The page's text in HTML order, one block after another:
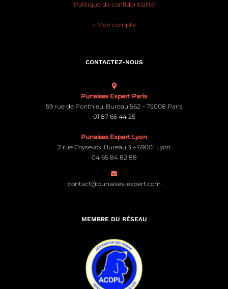
Politique de confidentialité
> Mon compte
CONTACTEZ-NOUS
Punaises Expert Paris
59 rue de Ponthieu, Bureau 562 – 75008 Paris
01 87 66 44 25
Punaises Expert Lyon
2 rue Coysevox, Bureau 3 – 69001 Lyon
04 65 84 82 88
contact@punaises-expert.com
MEMBRE DU RÉSEAU